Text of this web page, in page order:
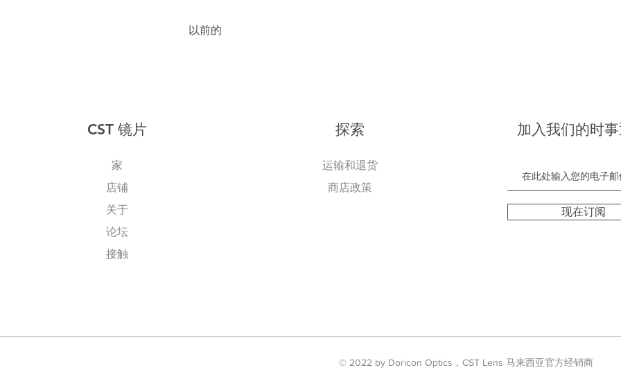
以前的
CST 镜片
家
店铺
关于
论坛
接触
探索
运输和退货
商店政策
加入我们的时
现在订阅
© 2022 by Doricon Optics，CST Lens 马来西亚官方经销商